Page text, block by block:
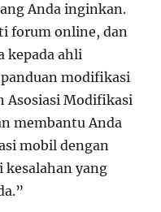
Anda inginkan.
forum online, dan
kepada ahli
modifikasi
Asosiasi Modifikasi
membantu Anda
mobil dengan
yang